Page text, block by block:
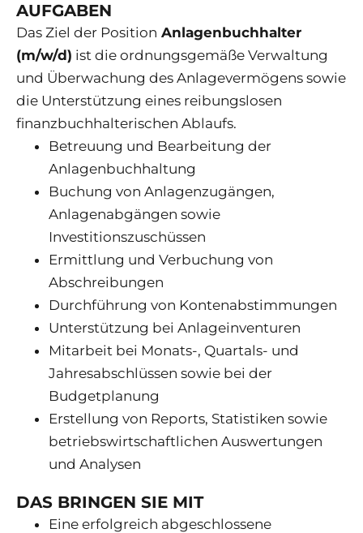
AUFGABEN
Das Ziel der Position Anlagenbuchhalter
(m/w/d) ist die ordnungsgemäße Verwaltung
und Überwachung des Anlagevermögens sowie
die Unterstützung eines reibungslosen
finanzbuchhalterischen Ablaufs.
Betreuung und Bearbeitung der
Anlagenbuchhaltung
Buchung von Anlagenzugängen,
Anlagenabgängen sowie
Investitionszuschüssen
Ermittlung und Verbuchung von
Abschreibungen
Durchführung von Kontenabstimmungen
Unterstützung bei Anlageinventuren
Mitarbeit bei Monats-, Quartals- und
Jahresabschlüssen sowie bei der
Budgetplanung
Erstellung von Reports, Statistiken sowie
betriebswirtschaftlichen Auswertungen
und Analysen
DAS BRINGEN SIE MIT
Eine erfolgreich abgeschlossene